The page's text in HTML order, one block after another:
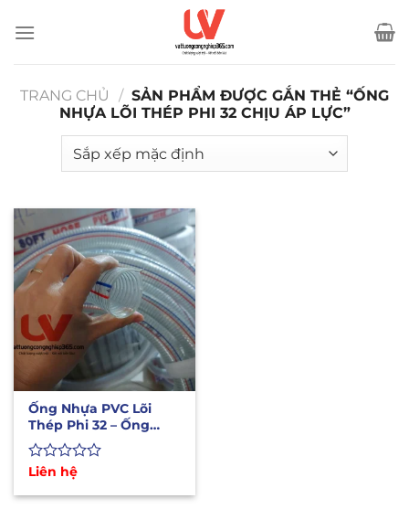
qua
TRANG CHỦ
/ SẢN PHẨM ĐƯỢC GẮN THẺ “ỐNG
NHỰA LÕI THÉP PHI 32 CHỊU ÁP LỰC”
Ống Nhựa PVC Lõi
Thép Phi 32 – Ống
Dẫn Xăng Dầu Hóa
Chất
Được
hạng
Liên hệ